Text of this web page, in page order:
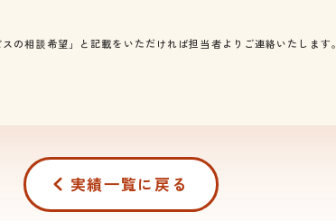
の相談希望」と記載をいただければ担当者よりご連絡いたします。
実績⼀覧に戻る